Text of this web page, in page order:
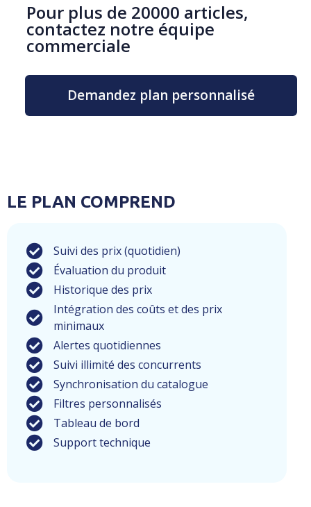
Pour plus de 20000 articles,
contactez notre équipe
commerciale
Demandez plan personnalisé
LE PLAN COMPREND
Suivi des prix (quotidien)
Évaluation du produit
Historique des prix
Intégration des coûts et des prix
minimaux
Alertes quotidiennes
Suivi illimité des concurrents
Synchronisation du catalogue
Filtres personnalisés
Tableau de bord
Support technique